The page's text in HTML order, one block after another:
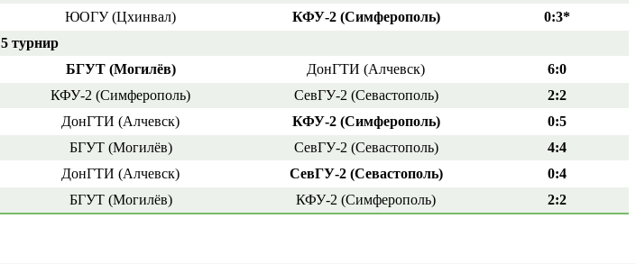
ЮОГУ (Цхинвал) КФУ-2 (Симферополь)
0:3*
5 турнир
БГУТ (Могилёв) ДонГТИ (Алчевск)
6:0
КФУ-2 (Симферополь) СевГУ-2 (Севастополь)
2:2
ДонГТИ (Алчевск) КФУ-2 (Симферополь)
0:5
БГУТ (Могилёв) СевГУ-2 (Севастополь)
4:4
ДонГТИ (Алчевск) СевГУ-2 (Севастополь)
0:4
БГУТ (Могилёв) КФУ-2 (Симферополь) 2:2